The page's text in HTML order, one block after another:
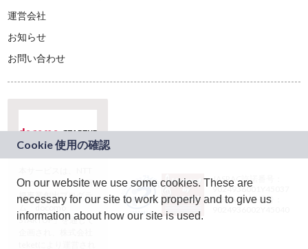
運営会社
お知らせ
お問い合わせ
ドコモグループの新
規事業創出プログラ
ム「docomo
STARTUP」を通じて
JASRAC許諾番号：
9024936001Y45037
JASRAC許諾番号：
On our website we use some cookies. These are
necessary for our site to work properly and to give us
information about how our site is used.